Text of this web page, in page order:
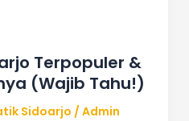
Terpopuler &
(Wajib Tahu!)
Sidoarjo / Admin